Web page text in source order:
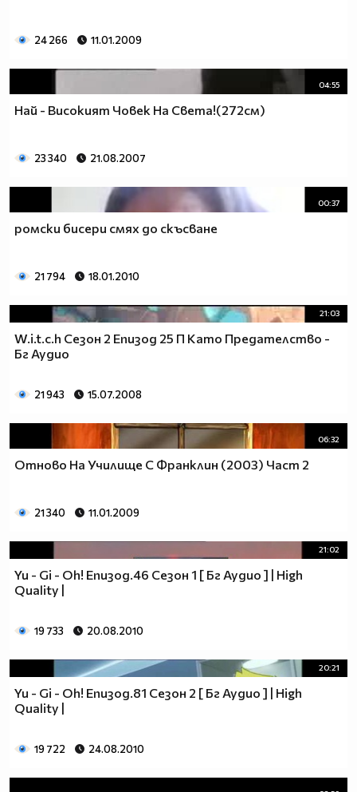
24 266 11.01.2009
04:55
Най - Високият Човек На Света!(272см)
23 340 21.08.2007
00:37
ромски бисери смях до скъсване
21 794 18.01.2010
21:03
W.i.t.c.h Сезон 2 Епизод 25 П Като Предателство -
Бг Аудио
21 943 15.07.2008
06:32
Отново На Училище С Франклин (2003) Част 2
21 340 11.01.2009
21:02
Yu - Gi - Oh! Епизод.46 Сезон 1 [ Бг Аудио ] | High
Quality |
19 733 20.08.2010
20:21
Yu - Gi - Oh! Епизод.81 Сезон 2 [ Бг Аудио ] | High
Quality |
19 722 24.08.2010